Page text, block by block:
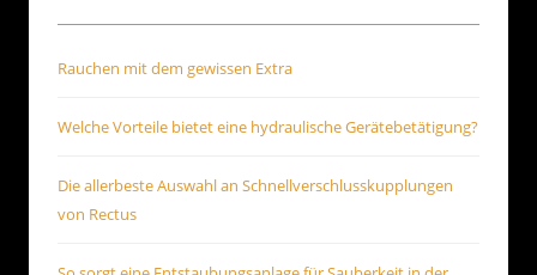
Rauchen mit dem gewissen Extra
Welche Vorteile bietet eine hydraulische Gerätebetätigung?
Die allerbeste Auswahl an Schnellverschlusskupplungen
von Rectus